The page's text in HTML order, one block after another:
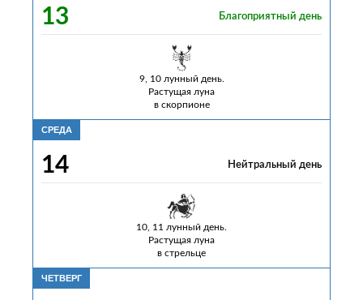
13 Благоприятный день
9, 10 лунный день.
Растущая луна
в скорпионе
СРЕДА
14 Нейтральный день
10, 11 лунный день.
Растущая луна
в стрельце
ЧЕТВЕРГ